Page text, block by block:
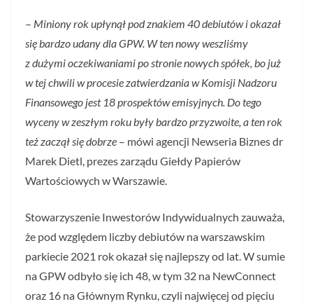
– Miniony rok upłynął pod znakiem 40 debiutów i okazał
się bardzo udany dla GPW. W ten nowy weszliśmy
z dużymi oczekiwaniami po stronie nowych spółek, bo już
w tej chwili w procesie zatwierdzania w Komisji Nadzoru
Finansowego jest 18 prospektów emisyjnych. Do tego
wyceny w zeszłym roku były bardzo przyzwoite, a ten rok
też zaczął się dobrze – mówi agencji Newseria Biznes dr
Marek Dietl, prezes zarządu Giełdy Papierów
Wartościowych w Warszawie.
Stowarzyszenie Inwestorów Indywidualnych zauważa,
że pod względem liczby debiutów na warszawskim
parkiecie 2021 rok okazał się najlepszy od lat. W sumie
na GPW odbyło się ich 48, w tym 32 na NewConnect
oraz 16 na Głównym Rynku, czyli najwięcej od pięciu